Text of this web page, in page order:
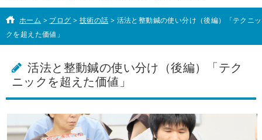
ホーム > ブログ > 技術の話 > 活法と整動鍼の使い分け（後編）「テクニッ
クを超えた価値」
活法と整動鍼の使い分け（後編）「テク
ニックを超えた価値」